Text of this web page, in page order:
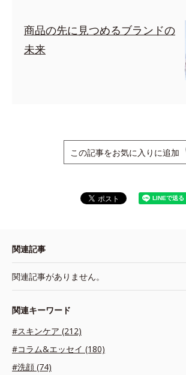
商品の先に見つめるブランドの
未来
この記事をお気に入りに追加
関連記事
関連記事がありません。
関連キーワード
#スキンケア (212)
#コラム&エッセイ (180)
#洗顔 (74)